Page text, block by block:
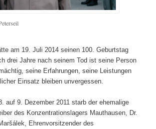
am 19. Juli 2014 seinen 100. Geburtstag
drei Jahre nach seinem Tod ist seine Person
seine Erfahrungen, seine Leistungen
Einsatz bleiben unvergessen.
auf 9. Dezember 2011 starb der ehemalige
des Konzentrationslagers Mauthausen, Dr.
Ehrenvorsitzender des